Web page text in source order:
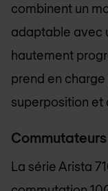
combinent un
adaptable avec
hautement
prend en
superposition et
La série Arista